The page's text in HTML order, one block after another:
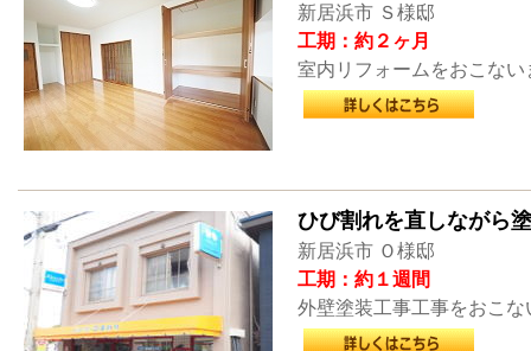
新居浜市 Ｓ様邸
工期：約２ヶ月
室内リフォームをおこない
ひび割れを直しながら
新居浜市 Ｏ様邸
工期：約１週間
外壁塗装工事工事をおこな